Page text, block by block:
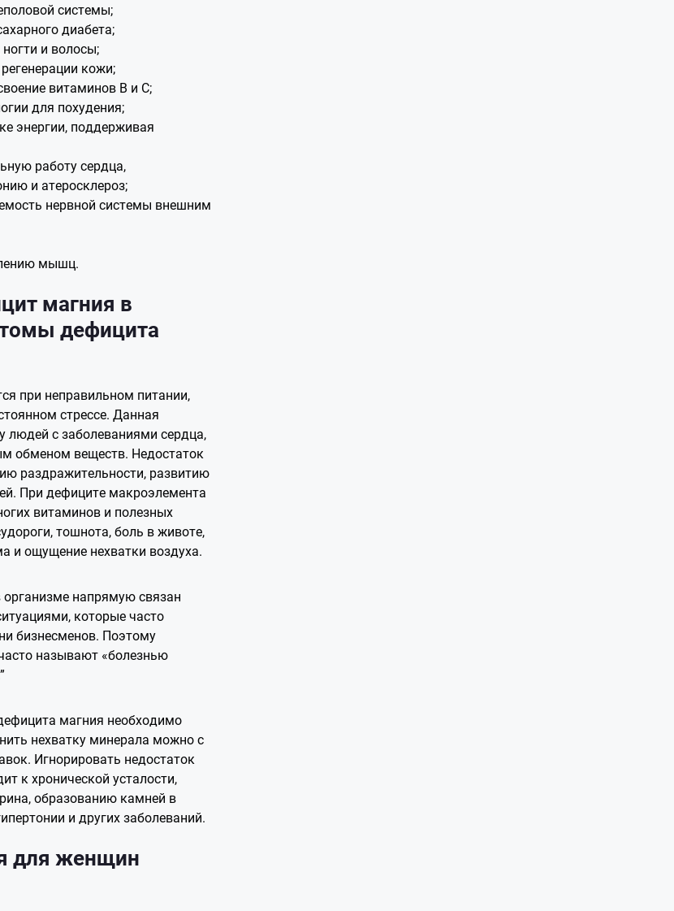
системы;
диабета;
и волосы;
кожи;
витаминов В и С;
для похудения;
энергии, поддерживая
работу сердца,
и атеросклероз;
нервной системы внешним
мышц.
магния в
дефицита
при неправильном питании,
стрессе. Данная
людей с заболеваниями сердца,
обменом веществ. Недостаток
раздражительности, развитию
При дефиците макроэлемента
витаминов и полезных
тошнота, боль в животе,
и ощущение нехватки воздуха.
организме напрямую связан
которые часто
бизнесменов. Поэтому
называют «болезнью
магния необходимо
нехватку минерала можно с
Игнорировать недостаток
к хронической усталости,
образованию камней в
и других заболеваний.
для женщин